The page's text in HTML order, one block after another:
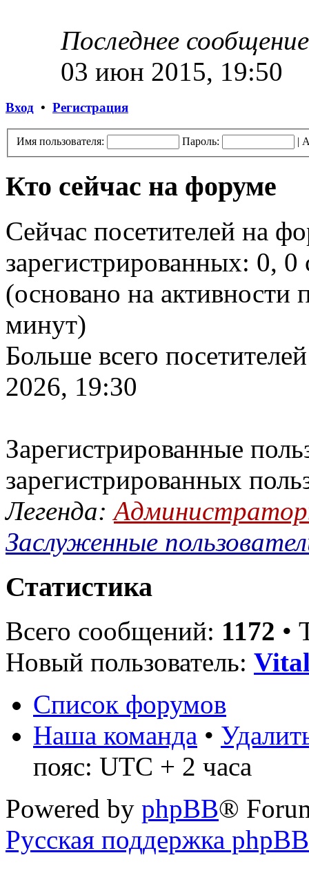
Последнее сообщение
03 июн 2015, 19:50
Вход • Регистрация
Имя пользователя: Пароль: |
Кто сейчас на форуме
Сейчас посетителей на
зарегистрированных: 0,
(основано на активности
минут)
Больше всего
2026, 19:30
Зарегистрированные
зарегистрированных
Легенда:
Заслуженные
Статистика
Всего сообщений: 1172 •
Новый пользователь:
Список форумов
Наша команда •
пояс: UTC + 2 часа
Powered by phpBB®
Русская поддержка phpBB